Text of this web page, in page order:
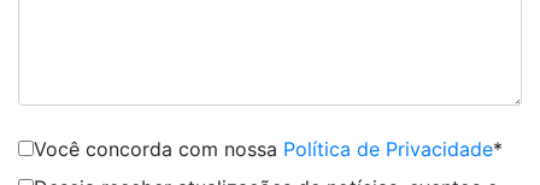
Você concorda com nossa Política de Privacidade*